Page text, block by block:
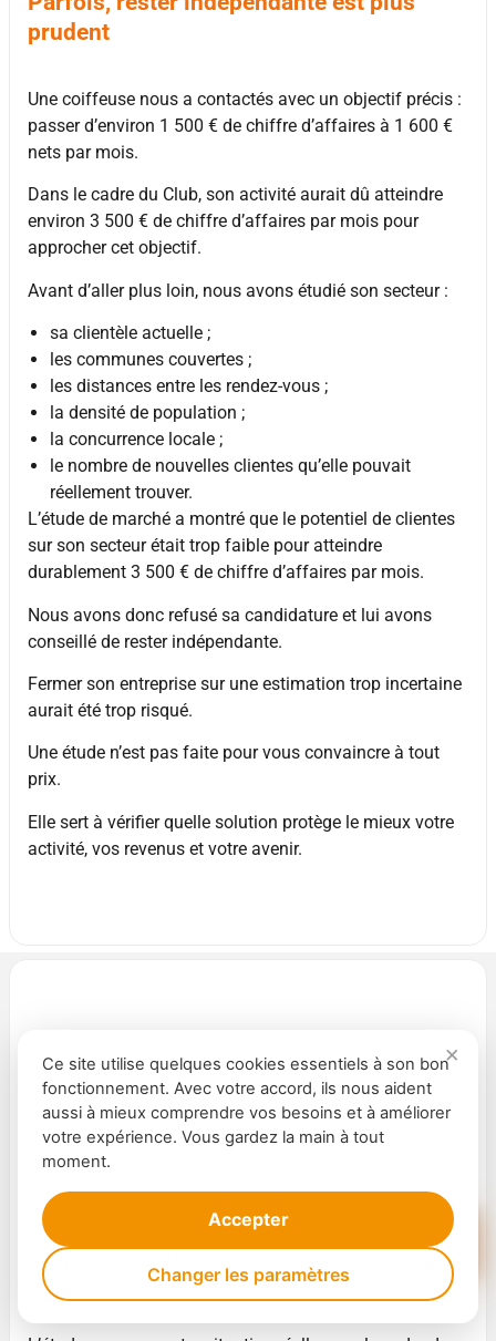
prudent
Une coiffeuse nous a contactés avec un objectif précis :
passer d’environ 1 500 € de chiffre d’affaires à 1 600 €
nets par mois.
Dans le cadre du Club, son activité aurait dû atteindre
environ 3 500 € de chiffre d’affaires par mois pour
approcher cet objectif.
Avant d’aller plus loin, nous avons étudié son secteur :
sa clientèle actuelle ;
les communes couvertes ;
les distances entre les rendez-vous ;
la densité de population ;
la concurrence locale ;
le nombre de nouvelles clientes qu’elle pouvait
réellement trouver.
L’étude de marché a montré que le potentiel de clientes
sur son secteur était trop faible pour atteindre
durablement 3 500 € de chiffre d’affaires par mois.
Nous avons donc refusé sa candidature et lui avons
conseillé de rester indépendante.
Fermer son entreprise sur une estimation trop incertaine
aurait été trop risqué.
Une étude n’est pas faite pour vous convaincre à tout
prix.
Elle sert à vérifier quelle solution protège le mieux votre
activité, vos revenus et votre avenir.
étapes
Deux coiffeuses avec le même chiffre d’affaires peuvent
vivre deux situations très différentes.
L’une roule peu. L’autre passe plusieurs heures par
semaine sur la route.
L’une est déjà bien protégée. L’autre peut perdre une
grande partie de ses revenus en cas d’arrêt.
Ce site utilise quelques cookies essentiels à son bon
fonctionnement. Avec votre accord, ils nous aident
aussi à mieux comprendre vos besoins et à améliorer
votre expérience. Vous gardez la main à tout
moment.
Accepter
Changer les paramètres